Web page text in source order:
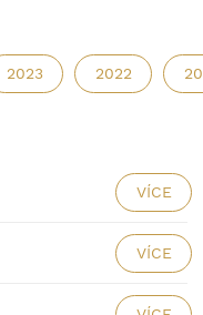
2023 2022
VÍCE
VÍCE